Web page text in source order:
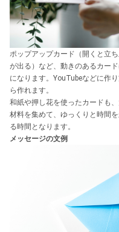
ポップアップカード（開くと立
が出る）など、動きのあるカー
になります。YouTubeなどに作
ら作れます。
和紙や押し花を使ったカードも
材料を集めて、ゆっくりと時間
る時間となります。
メッセージの文例